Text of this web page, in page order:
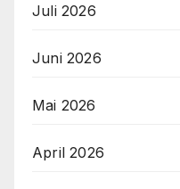
Juli 2026
Juni 2026
Mai 2026
April 2026